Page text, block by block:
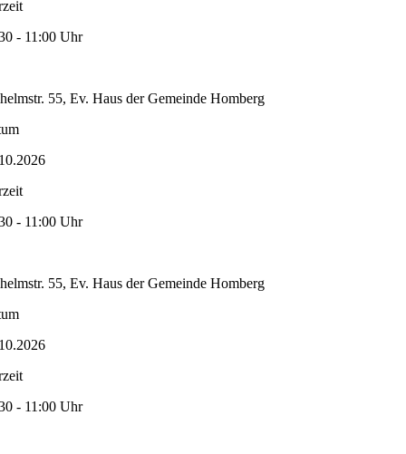
- 11:00 Uhr
55, Ev. Haus der Gemeinde Homberg
- 11:00 Uhr
55, Ev. Haus der Gemeinde Homberg
- 11:00 Uhr